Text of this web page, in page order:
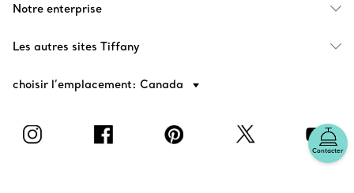
Contacter
Notre enterprise
Les autres sites Tiffany
choisir l’emplacement: Canada